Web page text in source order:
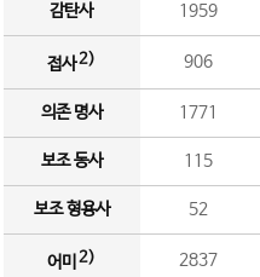
감탄사 1959
접사2) 906
의존 명사 1771
보조 동사 115
보조 형용사 52
어미 2) 2837